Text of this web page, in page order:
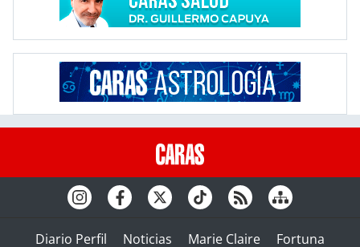
Diario Perfil Noticias Marie Claire
Fortuna